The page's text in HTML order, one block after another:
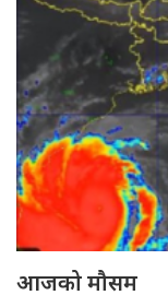
आजको मौसम